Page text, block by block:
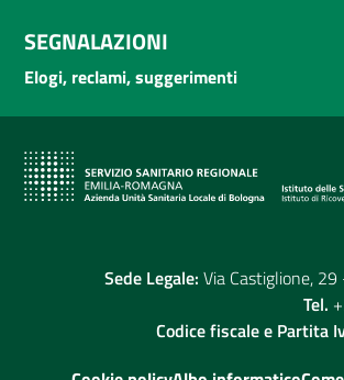
SEGNALAZIONI
Elogi, reclami, suggerimenti
Sede Legale: Via Castiglione,
Tel.
Codice fiscale e Partita